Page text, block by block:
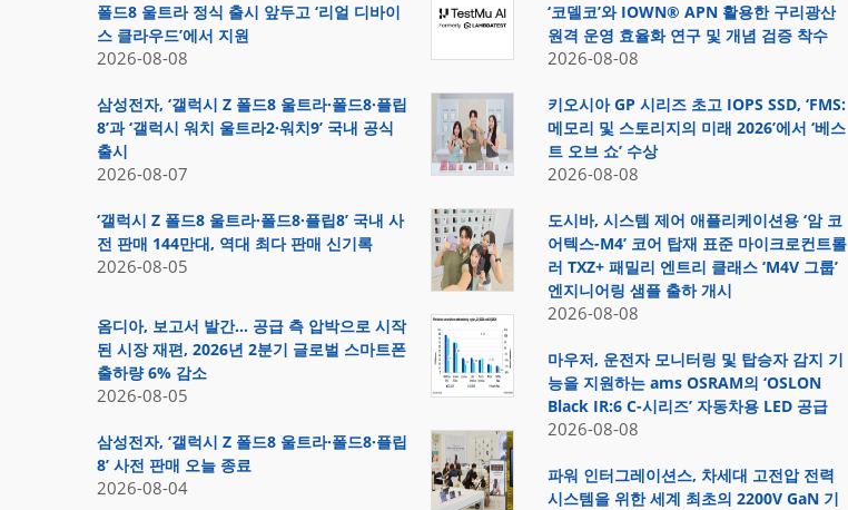
폴드8 울트라 정식 출시 앞두고 ‘리얼 디바이
스 클라우드’에서 지원
2026-08-08
삼성전자, ‘갤럭시 Z 폴드8 울트라·폴드8·플립
8’과 ‘갤럭시 워치 울트라2·워치9’ 국내 공식
출시
2026-08-07
‘갤럭시 Z 폴드8 울트라·폴드8·플립8’ 국내 사
전 판매 144만대, 역대 최다 판매 신기록
2026-08-05
옴디아, 보고서 발간… 공급 측 압박으로 시작
된 시장 재편, 2026년 2분기 글로벌 스마트폰
출하량 6% 감소
2026-08-05
삼성전자, ‘갤럭시 Z 폴드8 울트라·폴드8·플립
8’ 사전 판매 오늘 종료
2026-08-04
‘코델코’와 IOWN® APN 활용한 구리광산
원격 운영 효율화 연구 및 개념 검증 착수
2026-08-08
키오시아 GP 시리즈 초고 IOPS SSD, ‘FMS:
메모리 및 스토리지의 미래 2026’에서 ‘베스
트 오브 쇼’ 수상
2026-08-08
도시바, 시스템 제어 애플리케이션용 ‘암 코
어텍스-M4’ 코어 탑재 표준 마이크로컨트롤
러 TXZ+ 패밀리 엔트리 클래스 ‘M4V 그룹’
엔지니어링 샘플 출하 개시
2026-08-08
마우저, 운전자 모니터링 및 탑승자 감지 기
능을 지원하는 ams OSRAM의 ‘OSLON
Black IR:6 C-시리즈’ 자동차용 LED 공급
2026-08-08
파워 인터그레이션스, 차세대 고전압 전력
시스템을 위한 세계 최초의 2200V GaN 기